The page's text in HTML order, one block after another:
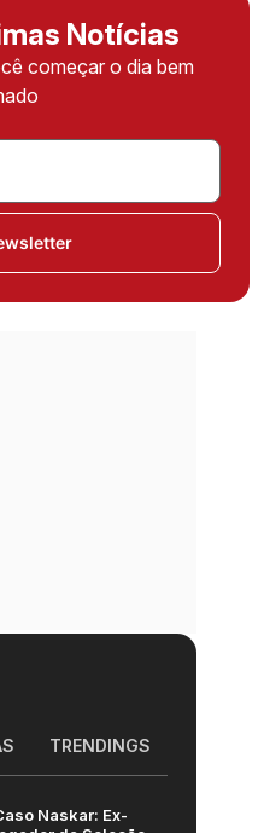
Notícias
começar o dia bem
TRENDINGS
Naskar: Ex-